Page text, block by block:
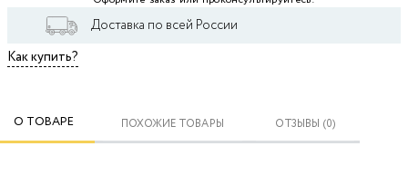
Доставка по всей России
Как купить?
О ТОВАРЕ ПОХОЖИЕ ТОВАРЫ ОТЗЫВЫ (0)